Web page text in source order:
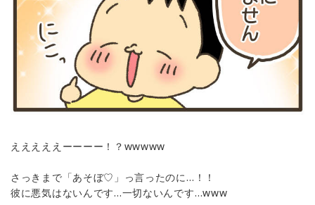
えええええーーーー！？wwwww
さっきまで「あそぼ♡」っ言ったのに…！！
彼に悪気はないんです…一切ないんです…www